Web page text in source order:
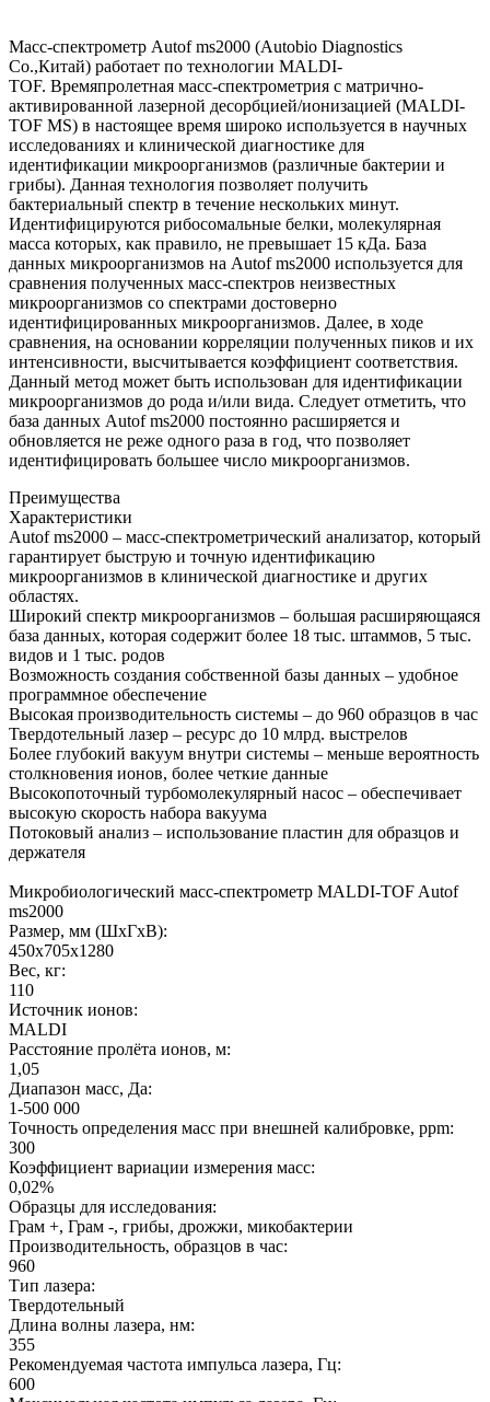
Масс-спектрометр Autof ms2000 (Autobio Diagnostics
Co.,Китай) работает по технологии MALDI-
TOF. Времяпролетная масс-спектрометрия с матрично-
активированной лазерной десорбцией/ионизацией (MALDI-
TOF MS) в настоящее время широко используется в научных
исследованиях и клинической диагностике для
идентификации микроорганизмов (различные бактерии и
грибы). Данная технология позволяет получить
бактериальный спектр в течение нескольких минут.
Идентифицируются рибосомальные белки, молекулярная
масса которых, как правило, не превышает 15 кДа. База
данных микроорганизмов на Autof ms2000 используется для
сравнения полученных масс-спектров неизвестных
микроорганизмов со спектрами достоверно
идентифицированных микроорганизмов. Далее, в ходе
сравнения, на основании корреляции полученных пиков и их
интенсивности, высчитывается коэффициент соответствия.
Данный метод может быть использован для идентификации
микроорганизмов до рода и/или вида. Следует отметить, что
база данных Autof ms2000 постоянно расширяется и
обновляется не реже одного раза в год, что позволяет
идентифицировать большее число микроорганизмов.
Преимущества
Характеристики
Autof ms2000 – масс-спектрометрический анализатор, который
гарантирует быструю и точную идентификацию
микроорганизмов в клинической диагностике и других
областях.
Широкий спектр микроорганизмов – большая расширяющаяся
база данных, которая содержит более 18 тыс. штаммов, 5 тыс.
видов и 1 тыс. родов
Возможность создания собственной базы данных – удобное
программное обеспечение
Высокая производительность системы – до 960 образцов в час
Твердотельный лазер – ресурс до 10 млрд. выстрелов
Более глубокий вакуум внутри системы – меньше вероятность
столкновения ионов, более четкие данные
Высокопоточный турбомолекулярный насос – обеспечивает
высокую скорость набора вакуума
Потоковый анализ – использование пластин для образцов и
держателя
Микробиологический масс-спектрометр MALDI-TOF Autof
ms2000
Размер, мм (ШхГхВ):
450х705х1280
Вес, кг:
110
Источник ионов:
MALDI
Расстояние пролёта ионов, м:
1,05
Диапазон масс, Да:
1-500 000
Точность определения масс при внешней калибровке, ppm:
300
Коэффициент вариации измерения масс:
0,02%
Образцы для исследования:
Грам +, Грам -, грибы, дрожжи, микобактерии
Производительность, образцов в час:
960
Тип лазера:
Твердотельный
Длина волны лазера, нм:
355
Рекомендуемая частота импульса лазера, Гц:
600